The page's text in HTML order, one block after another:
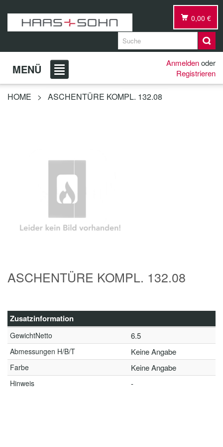
0,00 €
MENÜ Anmeldenoder
Registrieren
HOME > ASCHENTÜRE KOMPL. 132.08
ASCHENTÜRE KOMPL. 132.08
Zusatzinformation
GewichtNetto 6.5
Abmessungen H/B/T Keine Angabe
Farbe Keine Angabe
Hinweis -